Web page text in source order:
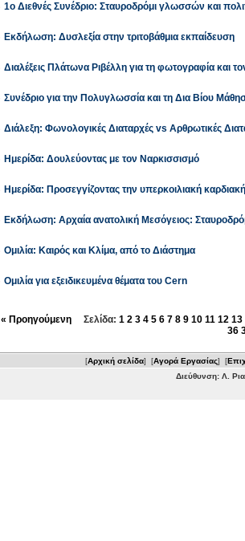
1ο Διεθνές Συνέδριο: Σταυροδρόμι γλωσσών και
Εκδήλωση: Δυσλεξία στην τριτοβάθμια εκπαίδευση
Διαλέξεις Πλάτωνα Ριβέλλη για τη φωτογραφία και
Συνέδριο για την Πολυγλωσσία και τη Δια Βίου
Διάλεξη: Φωνολογικές Διαταρχές vs Αρθρωτικές
Ημερίδα: Δουλεύοντας με τον Ναρκισσισμό
Ημερίδα: Προσεγγίζοντας την υπερκοιλιακή
Εκδήλωση: Αρχαία ανατολική Μεσόγειος:
Ομιλία: Καιρός και Κλίμα, από το Διάστημα
Ομιλία για εξειδικευμένα θέματα του Cern
« ΠροηγούμενηΣελίδα: 1 2 3 4 5 6 7 8 9 10 11 12 13
36
[Αρχική σελίδα] [Αγορά Εργασίας] [
Διεύθυνση: Λ.